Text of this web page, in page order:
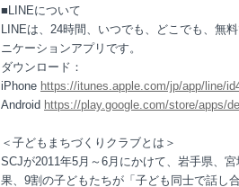
■LINEについて
LINEは、24時間、いつでも、どこでも、無
ニケーションアプリです。
ダウンロード：
iPhone https://itunes.apple.com/jp/app/line/
Android https://play.google.com/store/apps/
＜子どもまちづくりクラブとは＞
SCJが2011年5月～6月にかけて、岩手県、
果、9割の子どもたちが「子ども同士で話し